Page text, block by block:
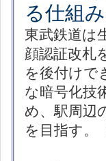
る仕組
東武鉄道は
顔認証改札
を後付けで
な暗号化技
め、駅周辺
を目指す。